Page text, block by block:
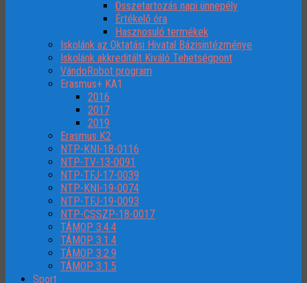
Összetartozás napi ünnepély
Értékelő óra
Hasznosuló termékek
Iskolánk az Oktatási Hivatal Bázisintézménye
Iskolánk akkreditált Kiváló Tehetségpont
VándoRobot program
Erasmus+ KA1
2016
2017
2019
Erasmus K2
NTP-KNI-18-0116
NTP-TV-13-0091
NTP-TFJ-17-0039
NTP-KNI-19-0074
NTP-TFJ-19-0093
NTP-CSSZP-18-0017
TÁMOP 3.4.4
TÁMOP 3.1.4
TÁMOP 3.2.9
TÁMOP 3.1.5
Sport